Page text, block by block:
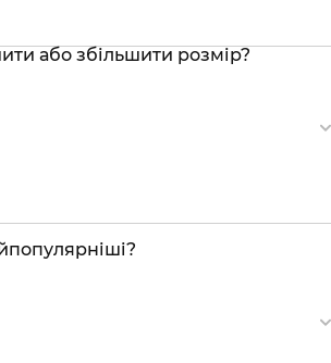
або збільшити розмір?